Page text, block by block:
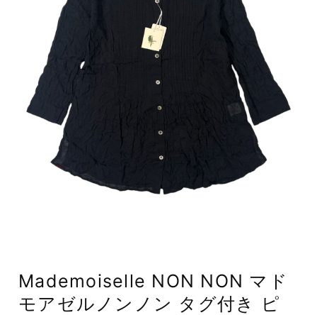
Mademoiselle NON NON マド
モアゼルノンノン タグ付き ピ